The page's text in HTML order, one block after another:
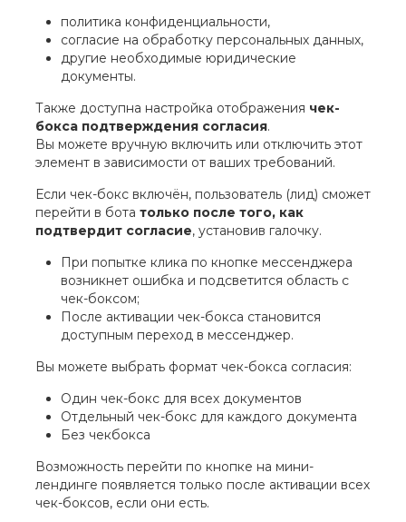
политика конфиденциальности,
согласие на обработку персональных данных,
другие необходимые юридические
документы.
Также доступна настройка отображения чек-
бокса подтверждения согласия.
Вы можете вручную включить или отключить этот
элемент в зависимости от ваших требований.
Если чек-бокс включён, пользователь (лид) сможет
перейти в бота только после того, как
подтвердит согласие, установив галочку.
При попытке клика по кнопке мессенджера
возникнет ошибка и подсветится область с
чек-боксом;
После активации чек-бокса становится
доступным переход в мессенджер.
Вы можете выбрать формат чек-бокса согласия:
Один чек-бокс для всех документов
Отдельный чек-бокс для каждого документа
Без чекбокса
Возможность перейти по кнопке на мини-
лендинге появляется только после активации всех
чек-боксов, если они есть.